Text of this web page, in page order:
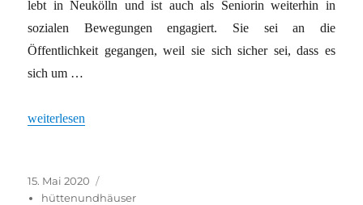
lebt in Neukölln und ist auch als Seniorin weiterhin in
sozialen Bewegungen engagiert. Sie sei an die
Öffentlichkeit gegangen, weil sie sich sicher sei, dass es
sich um …
„Antragsstau in Neukölln“
weiterlesen
Veröffentlicht
am
15. Mai 2020
hüttenundhäuser